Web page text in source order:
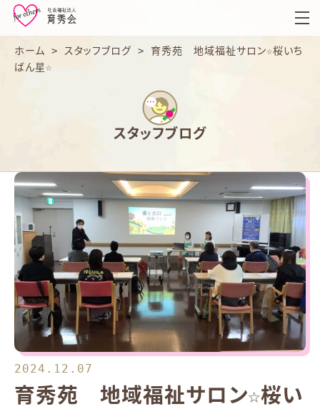
育
秀
会
ホーム > スタッフブログ > 育秀苑 地域福祉サロン☆桜いち
ばん星☆
スタッフブログ
2024.12.07
育秀苑 地域福祉サロン☆桜い